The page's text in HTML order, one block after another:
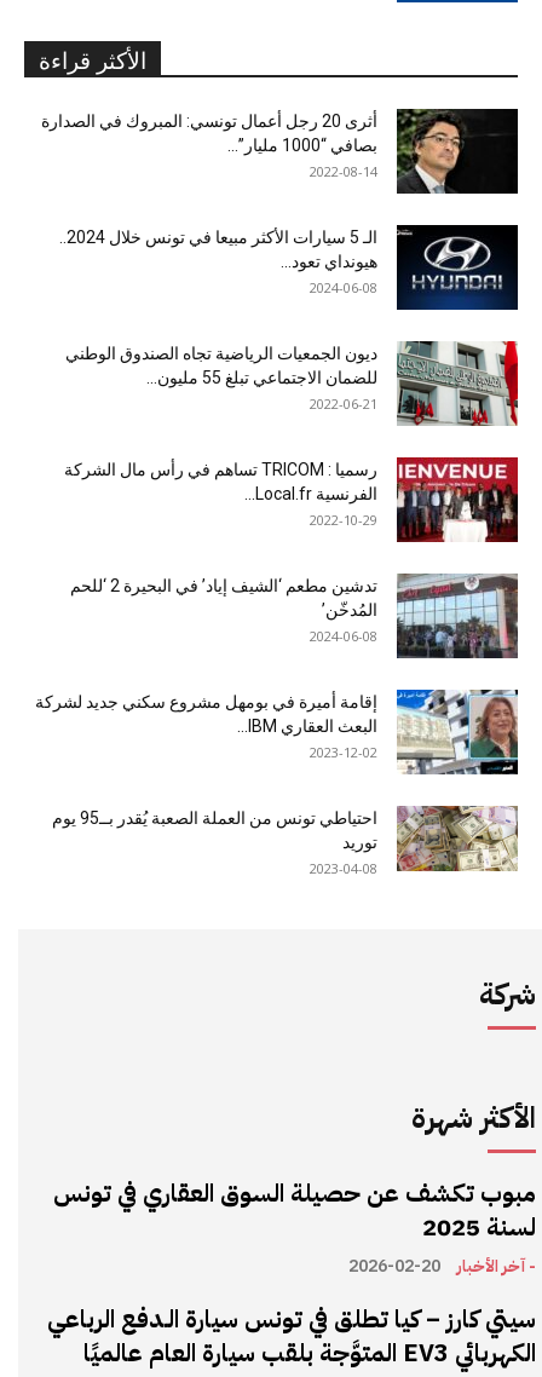
الأكثر قراءة
أثرى 20 رجل أعمال تونسي: المبروك في الصدارة
بصافي “1000 مليار”...
2022-08-14
هيونداي تعود...
2024-06-08
ديون الجمعيات الرياضية تجاه الصندوق الوطني
للضمان الاجتماعي تبلغ 55 مليون...
2022-06-21
رسميا : TRICOM تساهم في رأس مال الشركة
الفرنسية Local.fr...
2022-10-29
تدشين مطعم ‘الشيف إياد’ في البحيرة 2 ‘للحم
المُدخّن’
2024-06-08
إقامة أميرة في بومهل مشروع سكني جديد لشركة
البعث العقاري IBM...
2023-12-02
احتياطي تونس من العملة الصعبة يُقدر بــ95 يوم
توريد
2023-04-08
شركة
الأكثر شهرة
مبوب تكشف عن حصيلة السوق العقاري في تونس
لسنة 2025
- آخر الأخبار 2026-02-20
سيتي كارز – كيا تطلق في تونس سيارة الـدفع الرباعي
الكهربائي EV3 المتوَّجة بلقب سيارة العام عالميًا